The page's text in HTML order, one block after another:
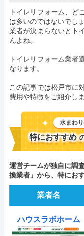
トイレリフォーム、ど
は多いのではないでし
業者が決まらないとト
んよね。
トイレリフォーム業者
なります。
この記事では松戸市に
費用や特徴をご紹介しま
水まわ
特におすすめ
運営チームが独自に調
換業者」から、特にお
業者名
ハウスラボホーム